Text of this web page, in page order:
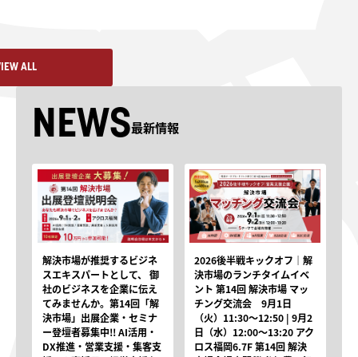
ALL
ALLNEWS最新情報
解決市場が推奨するビジネ
スエキスパートとして、 御
社のビジネスを企業に伝え
てみませんか。第14回「解
決市場」出展企業・セミナ
ー登壇者募集中!! AI活用・
DX推進・営業支援・集客支
2026後半戦キックオフ｜解
決市場のランチタイムイベ
ント 第14回 解決市場 マッ
チング交流会 9月1日
（火）11:30〜12:50 | 9月2
日（水）12:00〜13:20 アク
ロス福岡6.7F 第14回 解決